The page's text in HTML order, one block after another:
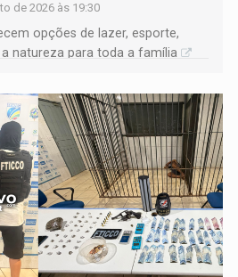
de 2026 às 19:30
opções de lazer, esporte,
natureza para toda a família